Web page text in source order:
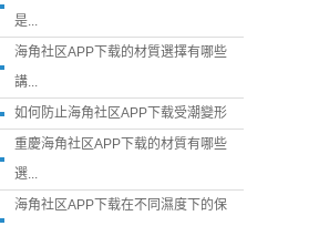
是...
海角社区APP下载的材質選擇有哪些
講...
如何防止海角社区APP下载受潮變形
重慶海角社区APP下载的材質有哪些
選...
海角社区APP下载在不同濕度下的保